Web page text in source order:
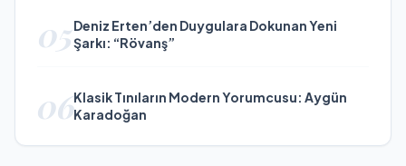
05Deniz Erten’den Duygulara Dokunan Yeni
Şarkı: “Rövanş”
06Klasik Tınıların Modern Yorumcusu: Aygün
Karadoğan